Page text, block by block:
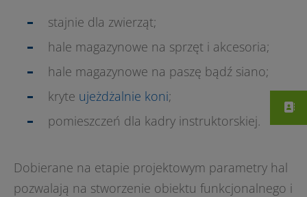
stajnie dla zwierząt;
hale magazynowe na sprzęt i akcesoria;
hale magazynowe na paszę bądź siano;
kryte ujeżdżalnie koni;
pomieszczeń dla kadry instruktorskiej.
Dobierane na etapie projektowym parametry hal
pozwalają na stworzenie obiektu funkcjonalnego i